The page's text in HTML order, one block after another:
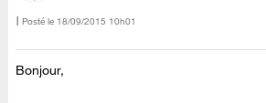
Posté le ‎18/09/2015 10h01
Bonjour,